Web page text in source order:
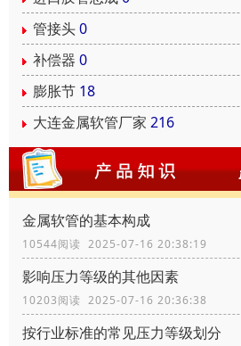
管接头0
补偿器 0
膨胀节 18
大连金属软管厂家 216
金属软管的基本构成
10544阅读 2025-07-16 20:38:19
影响压力等级的其他因素
10203阅读 2025-07-16 20:36:38
按行业标准的常见压力等级划分